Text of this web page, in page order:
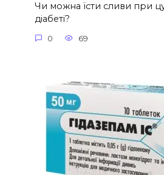
Чи можна їсти сливи при
діабеті?
0 69